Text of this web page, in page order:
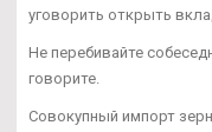
уговорить открыть
Не перебивайте
говорите.
Совокупный импорт